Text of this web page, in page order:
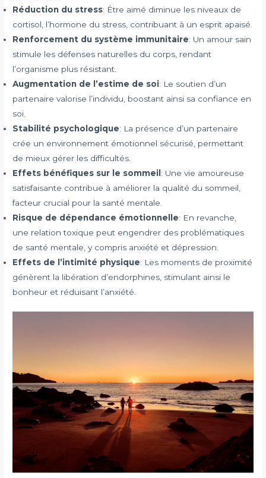
Réduction du stress: Être aimé diminue les niveaux de
cortisol, l’hormone du stress, contribuant à un esprit apaisé.
Renforcement du système immunitaire: Un amour sain
stimule les défenses naturelles du corps, rendant
l’organisme plus résistant.
Augmentation de l’estime de soi: Le soutien d’un
partenaire valorise l’individu, boostant ainsi sa confiance en
soi.
Stabilité psychologique: La présence d’un partenaire
crée un environnement émotionnel sécurisé, permettant
de mieux gérer les difficultés.
Effets bénéfiques sur le sommeil : Une vie amoureuse
satisfaisante contribue à améliorer la qualité du sommeil,
facteur crucial pour la santé mentale.
Risque de dépendance émotionnelle: En revanche,
une relation toxique peut engendrer des problématiques
de santé mentale, y compris anxiété et dépression.
Effets de l’intimité physique: Les moments de proximité
génèrent la libération d’endorphines, stimulant ainsi le
bonheur et réduisant l’anxiété.